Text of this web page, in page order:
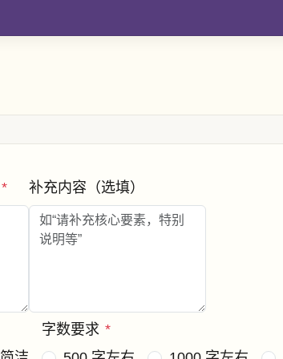
* 补充内容（选填）
字数要求 *